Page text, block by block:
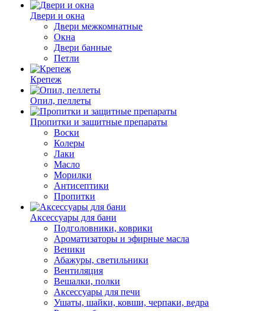
Двери и окна
Двери межкомнатные
Окна
Двери банные
Петли
Крепеж
Опил, пеллеты
Пропитки и защитные препараты
Воски
Колеры
Лаки
Масло
Морилки
Антисептики
Пропитки
Аксессуары для бани
Подголовники, коврики
Ароматизаторы и эфирные масла
Веники
Абажуры, светильники
Вентиляция
Вешалки, полки
Аксессуары для печи
Ушаты, шайки, ковши, черпаки, ведра